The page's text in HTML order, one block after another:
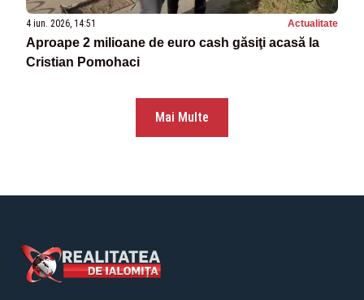
4 iun. 2026, 14:51 Actualitate
Aproape 2 milioane de euro cash găsiţi acasă la
Cristian Pomohaci
Mai Multe